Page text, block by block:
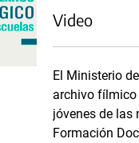
Video
El Ministerio
archivo fílmico
jóvenes de las
Formación